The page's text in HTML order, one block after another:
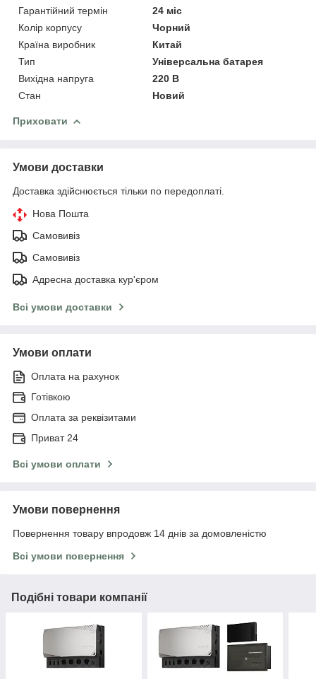
Гарантійний термін
24 міс
Колір корпусу
Чорний
Країна виробник
Китай
Тип
Універсальна батарея
Вихідна напруга
220 В
Стан
Новий
Приховати
Умови доставки
Доставка здійснюється тільки по передоплаті.
Нова Пошта
Самовивіз
Самовивіз
Адресна доставка кур'єром
Всі умови доставки
Умови оплати
Оплата на рахунок
Готівкою
Оплата за реквізитами
Приват 24
Всі умови оплати
Умови повернення
Повернення товару впродовж 14 днів за домовленістю
Всі умови повернення
Подібні товари компанії